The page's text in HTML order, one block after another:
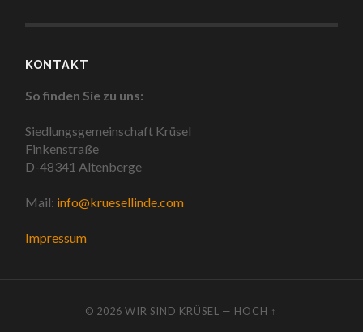
KONTAKT
So finden Sie zu uns:
Siedlungsgemeinschaft Krüsel
Finkenstraße
D-48341 Altenberge
Mail: info@kruesellinde.com
Impressum
© 2026WIR SIND KRÜSEL — HOCH ↑